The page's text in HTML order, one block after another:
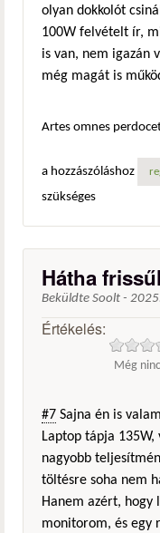
olyan dokkolót
100W felvételt ír,
is van, nem igazán
még magát is
Artes omnes
a hozzászóláshoz
szükséges
Hátha
Beküldte Soolt -
Értékelés:
Még
#7 Sajna én is
Laptop tápja 135W,
nagyobb
töltésre soha nem
Hanem azért, hogy
monitorom, és egy